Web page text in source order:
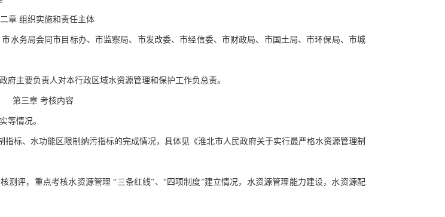
章 组织实施和责任主体
水务局会同市目标办、市监察局、市发改委、市经信委、市财政局、市国土局、市环保局、市城
主要负责人对本行政区域水资源管理和保护工作负总责。
第三章 考核内容
等情况。
、水功能区限制纳污指标的完成情况，具体见《淮北市人民政府关于实行最严格水资源管理制
测评，重点考核水资源管理 “三条红线”、“四项制度”建立情况，水资源管理能力建设，水资源配